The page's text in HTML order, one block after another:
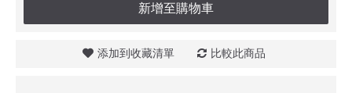
新增至購物車
添加到收藏清單 比較此商品